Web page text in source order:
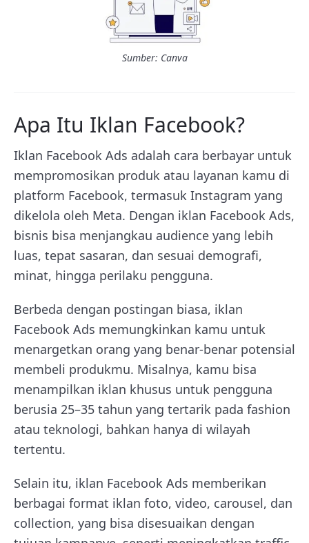
Sumber: Canva
Apa Itu Iklan Facebook?
Iklan Facebook Ads adalah cara berbayar untuk
mempromosikan produk atau layanan kamu di
platform Facebook, termasuk Instagram yang
dikelola oleh Meta. Dengan iklan Facebook Ads,
bisnis bisa menjangkau audience yang lebih
luas, tepat sasaran, dan sesuai demografi,
minat, hingga perilaku pengguna.
Berbeda dengan postingan biasa, iklan
Facebook Ads memungkinkan kamu untuk
menargetkan orang yang benar-benar potensial
membeli produkmu. Misalnya, kamu bisa
menampilkan iklan khusus untuk pengguna
berusia 25–35 tahun yang tertarik pada fashion
atau teknologi, bahkan hanya di wilayah
tertentu.
Selain itu, iklan Facebook Ads memberikan
berbagai format iklan foto, video, carousel, dan
collection, yang bisa disesuaikan dengan